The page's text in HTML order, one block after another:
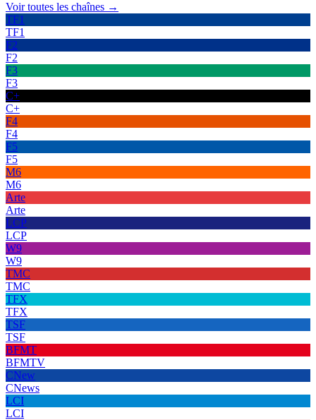
Voir toutes les chaînes →
TF1
TF1
F2
F2
F3
F3
C+
C+
F4
F4
F5
F5
M6
M6
Arte
Arte
LCP
LCP
W9
W9
TMC
TMC
TFX
TFX
TSF
TSF
BFMT
BFMTV
CNew
CNews
LCI
LCI